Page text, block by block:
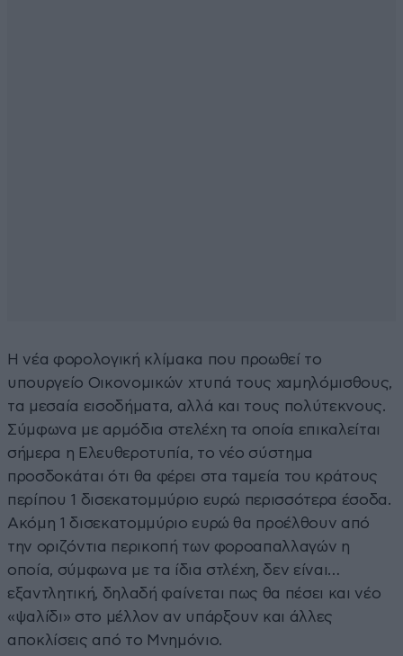
Η νέα φορολογική κλίμακα που προωθεί το
υπουργείο Οικονομικών χτυπά τους χαμηλόμισθους,
τα μεσαία εισοδήματα, αλλά και τους πολύτεκνους.
Σύμφωνα με αρμόδια στελέχη τα οποία επικαλείται
σήμερα η Ελευθεροτυπία, το νέο σύστημα
προσδοκάται ότι θα φέρει στα ταμεία του κράτους
περίπου 1 δισεκατομμύριο ευρώ περισσότερα έσοδα.
Ακόμη 1 δισεκατομμύριο ευρώ θα προέλθουν από
την οριζόντια περικοπή των φοροαπαλλαγών η
οποία, σύμφωνα με τα ίδια στλέχη, δεν είναι…
εξαντλητική, δηλαδή φαίνεται πως θα πέσει και νέο
«ψαλίδι» στο μέλλον αν υπάρξουν και άλλες
αποκλίσεις από το Μνημόνιο.